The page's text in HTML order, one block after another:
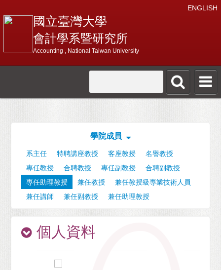
ENGLISH
國立臺灣大學
會計學系暨研究所
Accounting , National Taiwan University
學院成員
系主任 特聘講座教授 客座教授
名譽教授
專任教授
合聘教授 專任副教授
合聘副教授
專任助理教授
兼任教授
兼任教授級專業技術人員
兼任講師
兼任副教授 兼任助理教授
個人資料